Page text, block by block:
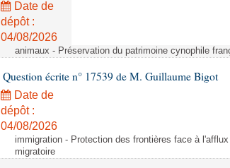
Date de
dépôt :
04/08/2026
animaux - Préservation du patrimoine cynophile
Question écrite n° 17539 de M. Guillaume Bigot
Date de
dépôt :
04/08/2026
immigration - Protection des frontières face à
migratoire